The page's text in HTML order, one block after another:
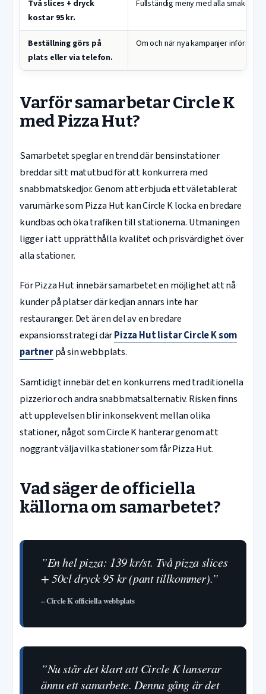
Två slices + dryck
kostar 95 kr.
Fullständig meny med alla smaker
Beställning görs på
plats eller via telefon.
Om och när nya kampanjer införs
Varför samarbetar Circle K
med Pizza Hut?
Samarbetet speglar en trend där bensinstationer
breddar sitt matutbud för att konkurrera med
snabbmatskedjor. Genom att erbjuda ett väletablerat
varumärke som Pizza Hut kan Circle K locka en bredare
kundbas och öka trafiken till stationerna. Utmaningen
ligger i att upprätthålla kvalitet och prisvärdighet över
alla stationer.
För Pizza Hut innebär samarbetet en möjlighet att nå
kunder på platser där kedjan annars inte har
restauranger. Det är en del av en bredare
expansionsstrategi därPizza Hut listar Circle K som
partnerpå sin webbplats.
Samtidigt innebär det en konkurrens med traditionella
pizzerior och andra snabbmatsalternativ. Risken finns
att upplevelsen blir inkonsekvent mellan olika
stationer, något som Circle K hanterar genom att
noggrant välja vilka stationer som får Pizza Hut.
Vad säger de officiella
källorna om samarbetet?
”En hel pizza: 139 kr/st. Två pizza slices
+ 50cl dryck 95 kr (pant tillkommer).”
– Circle K officiella webbplats
”Nu står det klart att Circle K lanserar
ännu ett samarbete. Denna gång är det